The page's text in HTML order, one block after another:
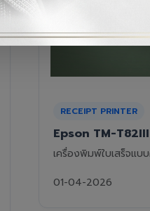
RECEIPT PRINTER
Epson TM-T88VII
เครื่องพิมพ์ใบเสร็จคว
01-04-2026